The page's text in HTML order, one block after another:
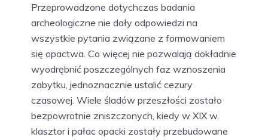
Przeprowadzone dotychczas badania
archeologiczne nie dały odpowiedzi na
wszystkie pytania związane z formowaniem
się opactwa. Co więcej nie pozwalają dokładnie
wyodrębnić poszczególnych faz wznoszenia
zabytku, jednoznacznie ustalić cezury
czasowej. Wiele śladów przeszłości zostało
bezpowrotnie zniszczonych, kiedy w XIX w.
klasztor i pałac opacki zostały przebudowane